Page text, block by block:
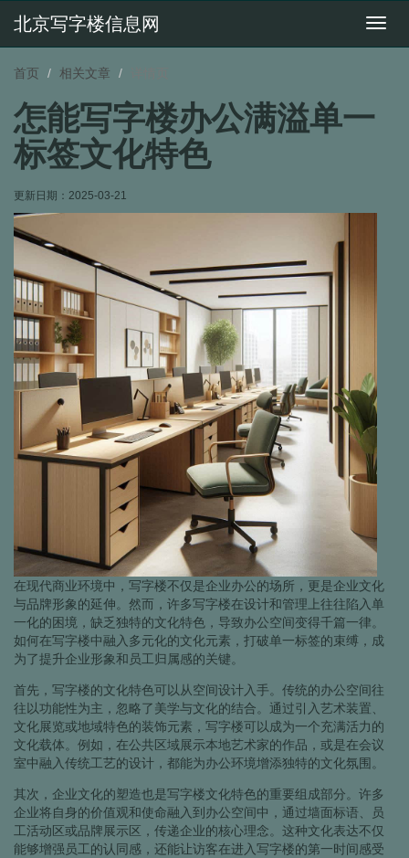
切
北京写字楼信息网
首页 相关文章
怎能写字楼办公满溢单一
标签文化特色
更新日期： 2025-03-21
在现代商业环境中，写字楼不仅是企业办公的场所，更是企业文化
与品牌形象的延伸。然而，许多写字楼在设计和管理上往往陷入单
一化的困境，缺乏独特的文化特色，导致办公空间变得千篇一律。
如何在写字楼中融入多元化的文化元素，打破单一标签的束缚，成
为了提升企业形象和员工归属感的关键。
首先，写字楼的文化特色可以从空间设计入手。传统的办公空间往
往以功能性为主，忽略了美学与文化的结合。通过引入艺术装置、
文化展览或地域特色的装饰元素，写字楼可以成为一个充满活力的
文化载体。例如，在公共区域展示本地艺术家的作品，或是在会议
室中融入传统工艺的设计，都能为办公环境增添独特的文化氛围。
其次，企业文化的塑造也是写字楼文化特色的重要组成部分。许多
企业将自身的价值观和使命融入到办公空间中，通过墙面标语、员
工活动区或品牌展示区，传递企业的核心理念。这种文化表达不仅
能够增强员工的认同感，还能让访客在进入写字楼的第一时间感受